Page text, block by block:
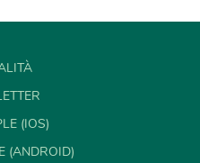
(IOS)
(ANDROID)